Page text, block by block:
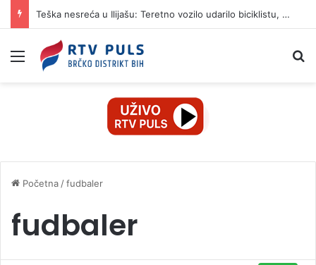
Teška nesreća u Ilijašu: Teretno vozilo udarilo biciklistu, 75-godišnjak zadržan u bolnici
Izbornik
Početna /fudbaler
fudbaler